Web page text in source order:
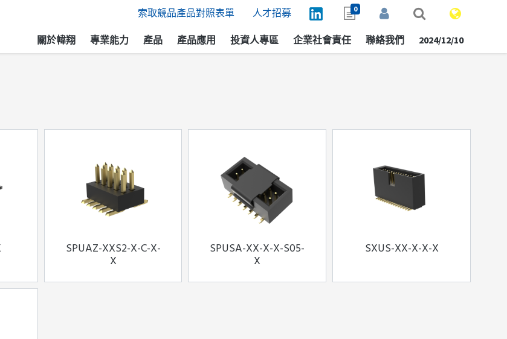
關於幃翔 專業能力 產品 產品應用 投資人專區 企業社會責任 聯絡我們 2024/12/10
0
索取競品產品對照表單 人才招募
SPUAZ-XXS2-X-C-X-
X
SPUSA-XX-X-X-S05-
X
SXUS-XX-X-X-X